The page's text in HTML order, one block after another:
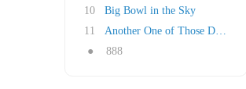
10
Big Bowl in the Sky
11
Another One of Those Days
●
888